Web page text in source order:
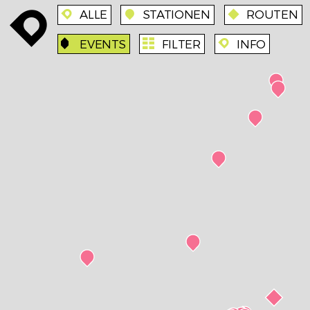
enroute enroute ALLE station STATIONEN route ROUTEN
event EVENTS agenda FILTER enroute INFO